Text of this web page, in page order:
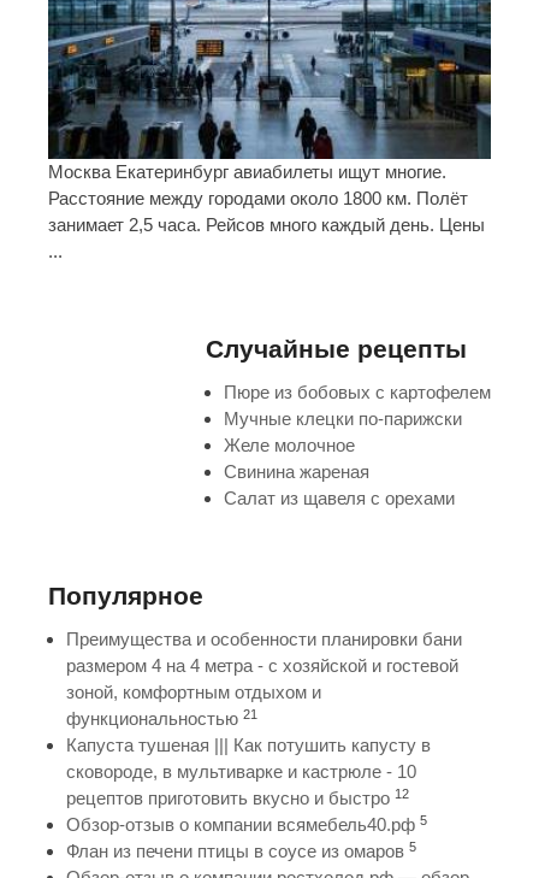
Москва Екатеринбург авиабилеты ищут многие.
Расстояние между городами около 1800 км. Полёт
занимает 2,5 часа. Рейсов много каждый день. Цены
...
Случайные рецепты
Пюре из бобовых с картофелем
Мучные клецки по-парижски
Желе молочное
Свинина жареная
Салат из щавеля с орехами
Популярное
Преимущества и особенности планировки бани
размером 4 на 4 метра - с хозяйской и гостевой
зоной, комфортным отдыхом и
функциональностью 21
Капуста тушеная ||| Как потушить капусту в
сковороде, в мультиварке и кастрюле - 10
рецептов приготовить вкусно и быстро 12
Обзор-отзыв о компании всямебель40.рф 5
Флан из печени птицы в соусе из омаров 5